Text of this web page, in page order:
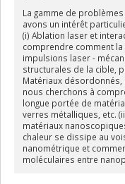
La gamme de
avons un intérêt
(i) Ablation laser et
comprendre comment
impulsions laser -
structurales de la cible,
Matériaux désordonnés,
nous cherchons à
longue portée de
verres métalliques, etc.
matériaux
chaleur se dissipe au
nanométrique et
moléculaires entre